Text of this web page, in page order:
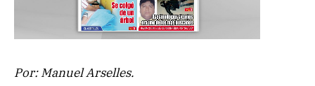
Por: Manuel Arselles.